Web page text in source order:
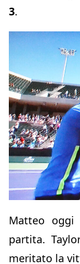
3.
Matteo
partita.
meritato la